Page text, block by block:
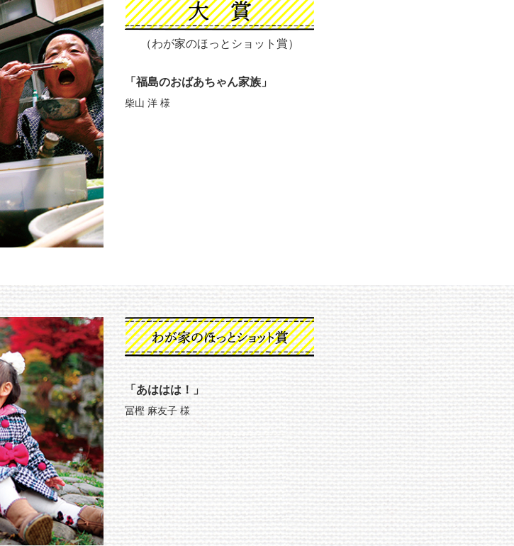
（わが家のほっとショット賞）
「福島のおばあちゃん家族」
柴山 洋 様
わが家のほっとショット賞
「あははは！」
冨樫 麻友子 様